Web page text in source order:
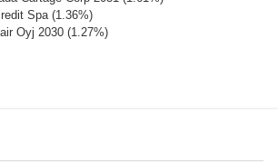
Spa (1.36%)
Oyj 2030 (1.27%)
Life Science Holding Gmbh 2030 (1.16%)
Mining Plc 2030 (1.12%)
A/S 3024 (1.05%)